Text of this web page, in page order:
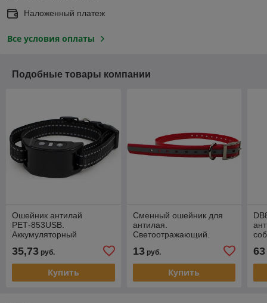
Наложенный платеж
Все условия оплаты
Подобные товары компании
Ошейник антилай
РЕТ-853USB.
Аккумуляторный
35,73 руб.
Купить
Сменный ошейник для
антилая.
Светоотражающий.
13руб.
Купить
63